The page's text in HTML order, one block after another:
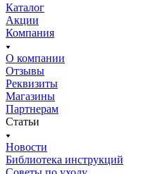
Каталог
Акции
Компания
О компании
Отзывы
Реквизиты
Магазины
Партнерам
Статьи
Новости
Библиотека инструкций